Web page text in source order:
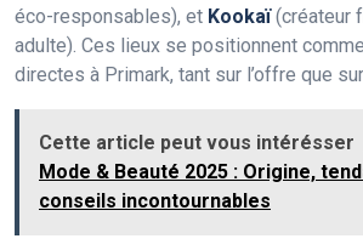
éco-responsables), et Kookaï(créateur
adulte). Ces lieux se positionnent
directes à Primark, tant sur l’offre que
Cette article peut vous intérésser
Mode & Beauté 2025 : Origine,
conseils incontournables